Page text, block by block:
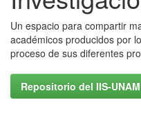
Un espacio para compartir
académicos producidos por
proceso de sus diferentes
Repositorio del IIS-UNAM